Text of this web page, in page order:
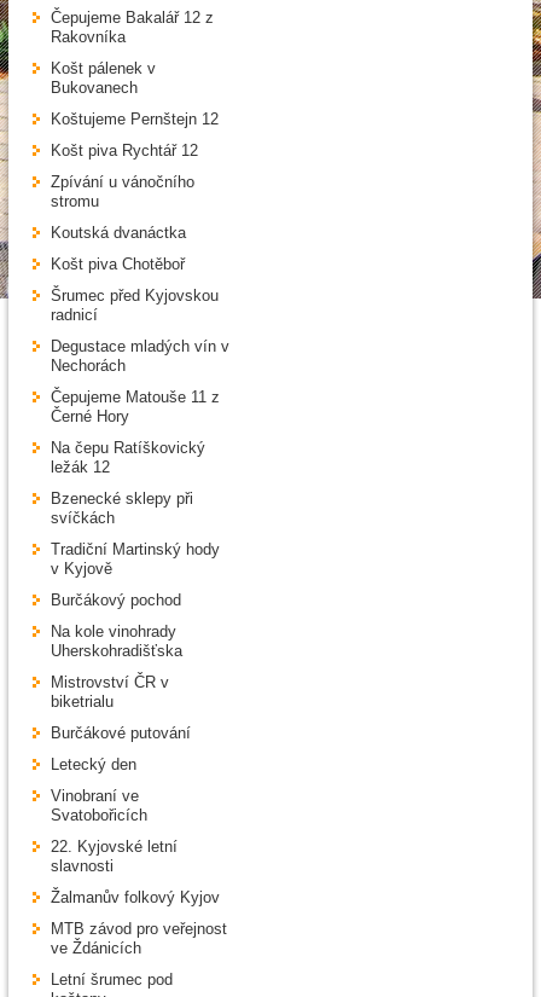
Čepujeme Bakalář 12 z
Rakovníka
Košt pálenek v
Bukovanech
Koštujeme Pernštejn 12
Košt piva Rychtář 12
Zpívání u vánočního
stromu
Koutská dvanáctka
Košt piva Chotěboř
Šrumec před Kyjovskou
radnicí
Degustace mladých vín v
Nechorách
Čepujeme Matouše 11 z
Černé Hory
Na čepu Ratíškovický
ležák 12
Bzenecké sklepy při
svíčkách
Tradiční Martinský hody
v Kyjově
Burčákový pochod
Na kole vinohrady
Uherskohradišťska
Mistrovství ČR v
biketrialu
Burčákové putování
Letecký den
Vinobraní ve
Svatobořicích
22. Kyjovské letní
slavnosti
Žalmanův folkový Kyjov
MTB závod pro veřejnost
ve Ždánicích
Letní šrumec pod